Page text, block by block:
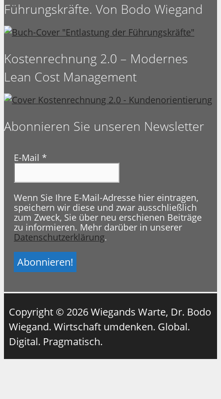
Führungskräfte. Von Bodo Wiegand
Kostenrechnung 2.0 – Modernes
Lean Cost Management
Abonnieren Sie unseren Newsletter
E-Mail *
Wenn Sie Ihre E-Mail-Adresse hier eintragen,
speichern wir diese und zwar ausschließlich
zum Zweck, Sie über neu erschienen Beiträge
zu informieren. Mehr darüber in unserer
Datenschutzerklärung.
Copyright © 2026 Wiegands Warte, Dr. Bodo
Wiegand. Wirtschaft umdenken. Global.
Digital. Pragmatisch.